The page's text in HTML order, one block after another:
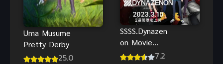
Uma Musume
Pretty Derby
25.0
SSSS.Dynazen
on Movie
พากย์ไทย อนิ
7.2